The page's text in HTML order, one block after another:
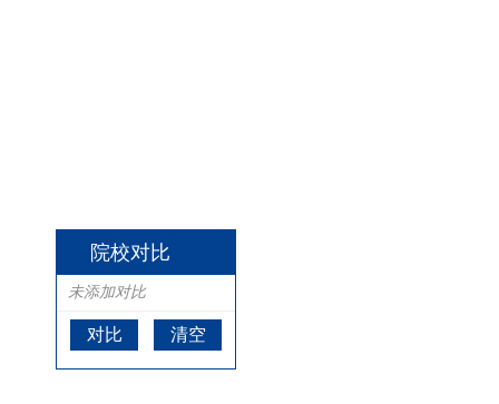
院校对比
未添加对比
对比 清空